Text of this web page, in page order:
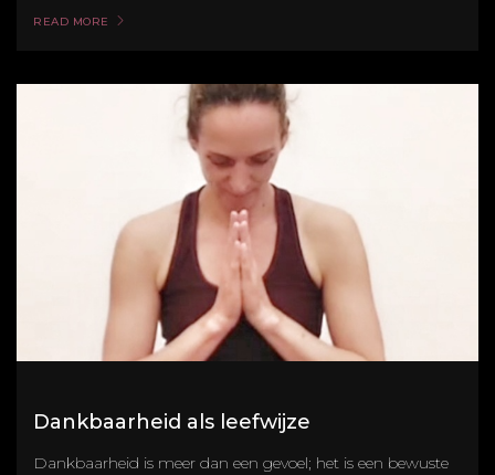
READ MORE
Dankbaarheid als leefwijze
Dankbaarheid is meer dan een gevoel; het is een bewuste